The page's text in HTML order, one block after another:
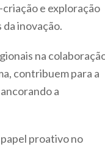
e exploração
inovação.
na
contribuem para a
a
proativo no